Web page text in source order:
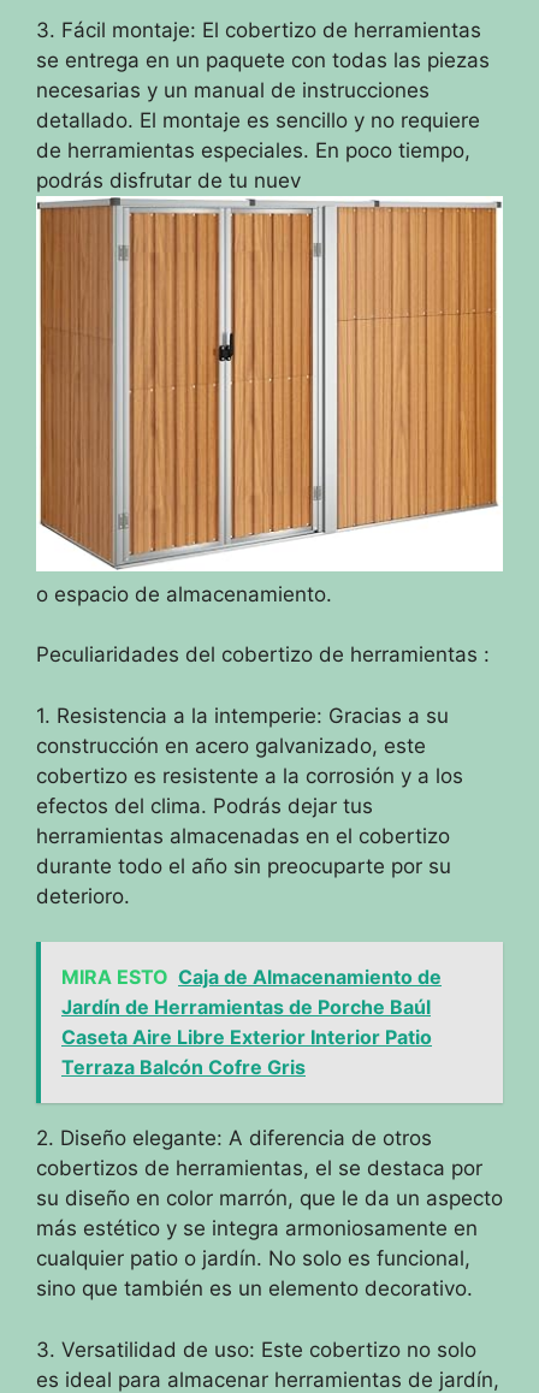
3. Fácil montaje: El cobertizo de herramientas
se entrega en un paquete con todas las piezas
necesarias y un manual de instrucciones
detallado. El montaje es sencillo y no requiere
de herramientas especiales. En poco tiempo,
podrás disfrutar de tu nuev
o espacio de almacenamiento.
Peculiaridades del cobertizo de herramientas :
1. Resistencia a la intemperie: Gracias a su
construcción en acero galvanizado, este
cobertizo es resistente a la corrosión y a los
efectos del clima. Podrás dejar tus
herramientas almacenadas en el cobertizo
durante todo el año sin preocuparte por su
deterioro.
MIRA ESTO Caja de Almacenamiento de
Jardín de Herramientas de Porche Baúl
Caseta Aire Libre Exterior Interior Patio
Terraza Balcón Cofre Gris
2. Diseño elegante: A diferencia de otros
cobertizos de herramientas, el se destaca por
su diseño en color marrón, que le da un aspecto
más estético y se integra armoniosamente en
cualquier patio o jardín. No solo es funcional,
sino que también es un elemento decorativo.
3. Versatilidad de uso: Este cobertizo no solo
es ideal para almacenar herramientas de jardín,